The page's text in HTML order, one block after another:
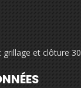
et clôture 30